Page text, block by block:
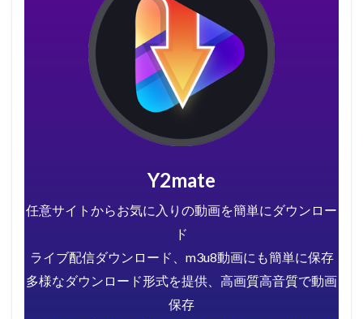
Y2mate
任意サイトからお気に入りの動画を簡単にダウンロー
ド
ライブ配信ダウンロード、m3u8動画にも簡単に保存
多様なダウンロード形式を提供、高画質高音質で動画
保存